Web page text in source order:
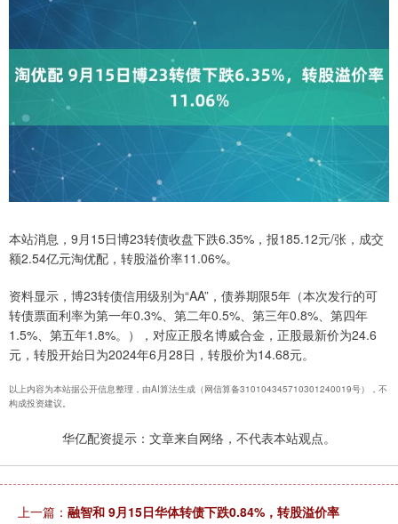
本站消息，9月15日博23转债收盘下跌6.35%，报185.12元/张，成交
额2.54亿元淘优配，转股溢价率11.06%。
资料显示，博23转债信用级别为“AA”，债券期限5年（本次发行的可
转债票面利率为第一年0.3%、第二年0.5%、第三年0.8%、第四年
1.5%、第五年1.8%。），对应正股名博威合金，正股最新价为24.6
元，转股开始日为2024年6月28日，转股价为14.68元。
以上内容为本站据公开信息整理，由AI算法生成（网信算备310104345710301240019号），不
构成投资建议。
华亿配资提示：文章来自网络，不代表本站观点。
上一篇： 融智和 9月15日华体转债下跌0.84%，转股溢价率